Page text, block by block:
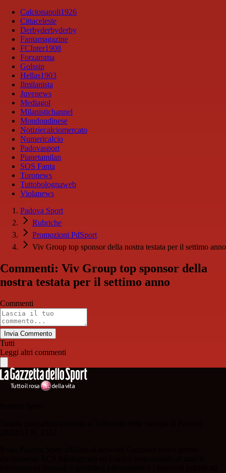
Calcionapoli1926
Cittaceleste
Derbyderbyderby
Fantamagazine
FCInter1908
Forzaroma
Golssip
Hellas1903
Ilmilanista
Juvenews
Mediagol
Milanistichannel
Mondoudinese
Notiziecalciomercato
Numericalcio
Padovasport
Pianetamilan
SOS Fanta
Toronews
Tuttobolognaweb
Violanews
Padova Sport
Rubriche
Promozioni PdSport
Viv Group top sponsor della nostra testata per il settimo anno
Commenti: Viv Group top sponsor della
nostra testata per il settimo anno
Commenti
Invia Commento
Tutti
Leggi altri commenti